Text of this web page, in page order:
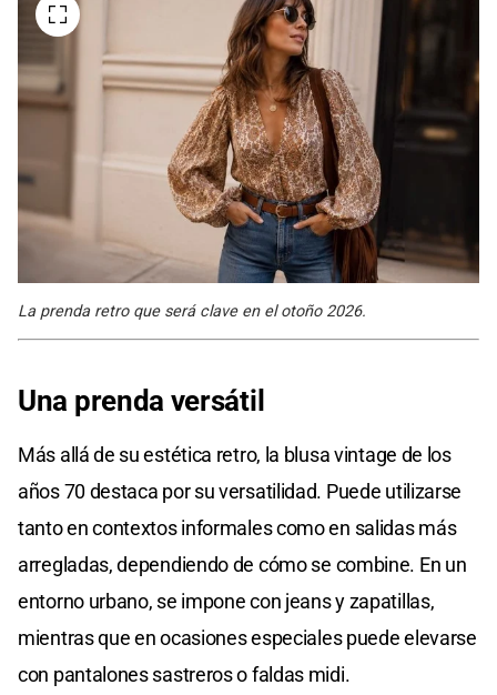
La prenda retro que será clave en el otoño 2026.
Una prenda versátil
Más allá de su estética retro, la blusa vintage de los
años 70 destaca por su versatilidad. Puede utilizarse
tanto en contextos informales como en salidas más
arregladas, dependiendo de cómo se combine. En un
entorno urbano, se impone con jeans y zapatillas,
mientras que en ocasiones especiales puede elevarse
con pantalones sastreros o faldas midi.